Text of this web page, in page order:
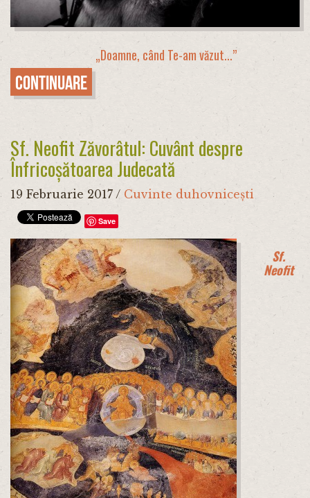
„Doamne, când Te-am văzut...”
Continuare
Sf. Neofit Zăvorâtul: Cuvânt despre
Înfricoșătoarea Judecată
19 Februarie 2017 / Cuvinte duhovnicești
Save
Sf.
Neofit